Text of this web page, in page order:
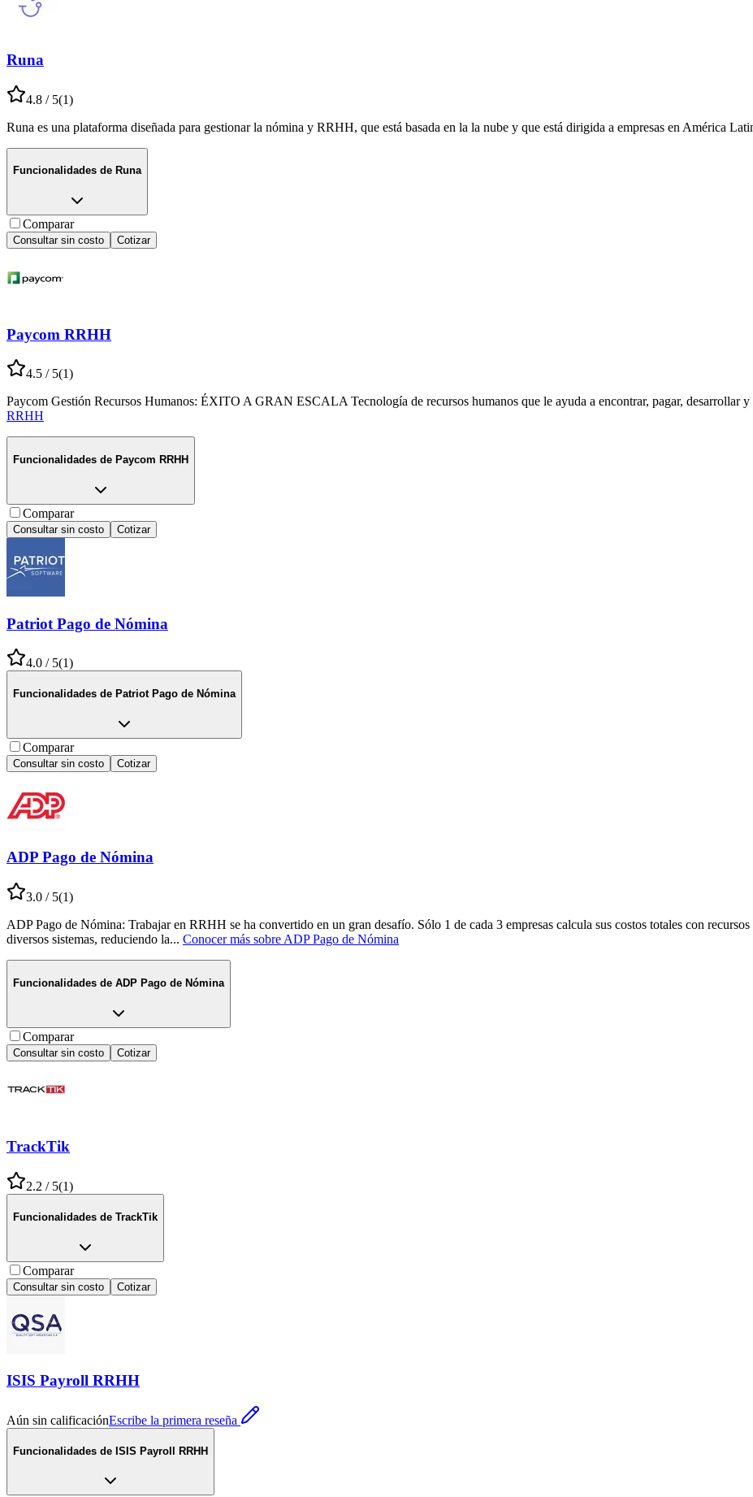
Runa
4.8 / 5(1)
Runa es una plataforma diseñada para gestionar la nómina y RRHH, que está basada en la la nube y que está dirigida a empresas en América
Funcionalidades de Runa
Comparar
Consultar sin costo Cotizar
Paycom RRHH
4.5 / 5(1)
Paycom Gestión Recursos Humanos: ÉXITO A GRAN ESCALA Tecnología de recursos humanos que le ayuda a encontrar, pagar, desarrollar y
RRHH
Funcionalidades de Paycom RRHH
Comparar
Consultar sin costo Cotizar
Patriot Pago de Nómina
4.0 / 5(1)
Funcionalidades de Patriot Pago de Nómina
Comparar
Consultar sin costo Cotizar
ADP Pago de Nómina
3.0 / 5(1)
ADP Pago de Nómina: Trabajar en RRHH se ha convertido en un gran desafío. Sólo 1 de cada 3 empresas calcula sus costos totales con
diversos sistemas, reduciendo la... Conocer más sobre ADP Pago de Nómina
Funcionalidades de ADP Pago de Nómina
Comparar
Consultar sin costo Cotizar
TrackTik
2.2 / 5(1)
Funcionalidades de TrackTik
Comparar
Consultar sin costo Cotizar
ISIS Payroll RRHH
Aún sin calificaciónEscribe la primera reseña
Funcionalidades de ISIS Payroll RRHH